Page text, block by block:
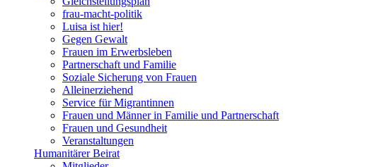
frau-macht-politik
Luisa ist hier!
Gegen Gewalt
Frauen im Erwerbsleben
Partnerschaft und Familie
Soziale Sicherung von Frauen
Alleinerziehend
Service für Migrantinnen
Frauen und Männer in Familie und Partnerschaft
Frauen und Gesundheit
Veranstaltungen
Humanitärer Beirat